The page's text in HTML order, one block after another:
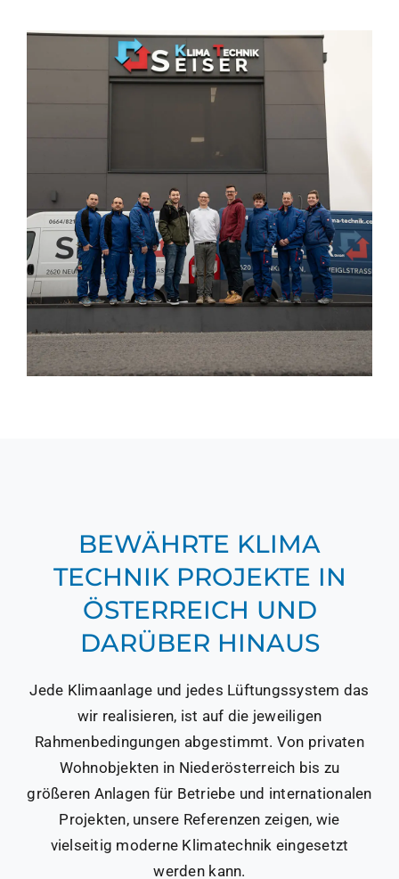
BEWÄHRTE KLIMA
TECHNIK PROJEKTE IN
ÖSTERREICH UND
DARÜBER HINAUS
Jede Klimaanlage und jedes Lüftungssystem das
wir realisieren, ist auf die jeweiligen
Rahmenbedingungen abgestimmt. Von privaten
Wohnobjekten in Niederösterreich bis zu
größeren Anlagen für Betriebe und internationalen
Projekten, unsere Referenzen zeigen, wie
vielseitig moderne Klimatechnik eingesetzt
werden kann.